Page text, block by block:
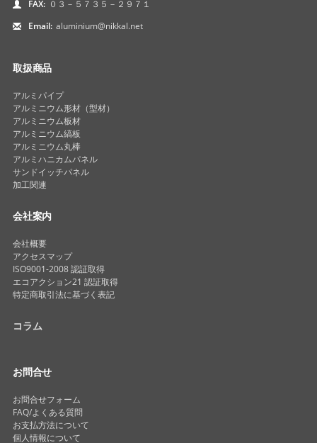
FAX: ０３－５７３５－２９７１
Email: aluminium@nikkal.net
取扱商品
アルミパイプ
アルミニウム形材（型材）
アルミニウム板材
アルミニウム縞板
アルミニウム丸棒
アルミハニカムパネル
サンドイッチパネル
加工関連
会社案内
会社概要
アクセスマップ
ISO9001-2008 認証取得
エコアクション21 認証取得
特定商取引法に基づく表記
コラム
お問合せ
お問合せフォーム
FAQ/よくある質問
お支払方法について
個人情報について